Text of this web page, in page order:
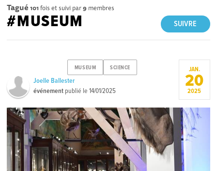
Tagué 101 fois et suivi par9 membres
SUIVRE
#MUSEUM
MUSEUM SCIENCE
Joelle Ballester
événement publié le14/01/2025
JAN.
20
2025